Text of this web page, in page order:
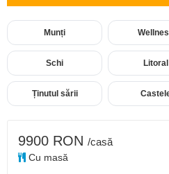
Munți
Schi Litoral
Ținutul sării
9900 RON /casă
Cu masă